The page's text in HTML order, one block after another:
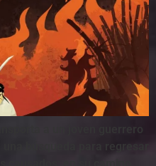
a un joven guerrero
búsqueda para regresar